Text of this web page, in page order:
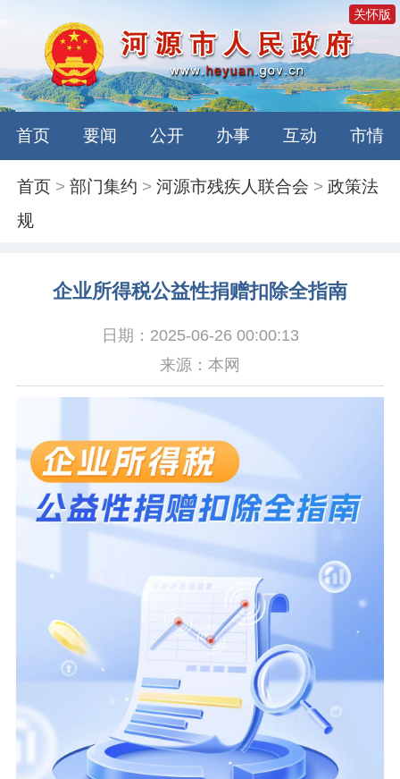
关怀版
首页 要闻 公开 办事 互动 市情
首页 >部门集约 >河源市残疾人联合会 >政策法
规
企业所得税公益性捐赠扣除全指南
日期：2025-06-26 00:00:13
来源：本网